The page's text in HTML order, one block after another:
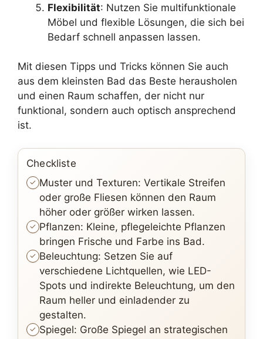
Flexibilität: Nutzen Sie multifunktionale
Möbel und flexible Lösungen, die sich bei
Bedarf schnell anpassen lassen.
Mit diesen Tipps und Tricks können Sie auch
aus dem kleinsten Bad das Beste herausholen
und einen Raum schaffen, der nicht nur
funktional, sondern auch optisch ansprechend
ist.
Checkliste
Muster und Texturen: Vertikale Streifen
oder große Fliesen können den Raum
höher oder größer wirken lassen.
Pflanzen: Kleine, pflegeleichte Pflanzen
bringen Frische und Farbe ins Bad.
Beleuchtung: Setzen Sie auf
verschiedene Lichtquellen, wie LED-
Spots und indirekte Beleuchtung, um den
Raum heller und einladender zu
gestalten.
Spiegel: Große Spiegel an strategischen